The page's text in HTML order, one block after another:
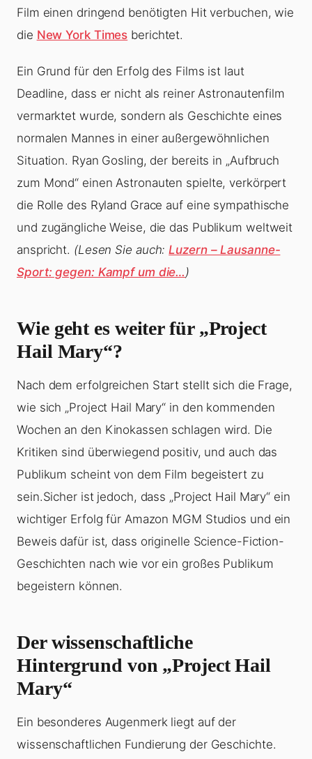
Film einen dringend benötigten Hit verbuchen, wie
die New York Times berichtet.
Ein Grund für den Erfolg des Films ist laut
Deadline, dass er nicht als reiner Astronautenfilm
vermarktet wurde, sondern als Geschichte eines
normalen Mannes in einer außergewöhnlichen
Situation. Ryan Gosling, der bereits in „Aufbruch
zum Mond“ einen Astronauten spielte, verkörpert
die Rolle des Ryland Grace auf eine sympathische
und zugängliche Weise, die das Publikum weltweit
anspricht. (Lesen Sie auch:Luzern – Lausanne-
Sport: gegen: Kampf um die…)
Wie geht es weiter für „Project
Hail Mary“?
Nach dem erfolgreichen Start stellt sich die Frage,
wie sich „Project Hail Mary“ in den kommenden
Wochen an den Kinokassen schlagen wird. Die
Kritiken sind überwiegend positiv, und auch das
Publikum scheint von dem Film begeistert zu
sein.Sicher ist jedoch, dass „Project Hail Mary“ ein
wichtiger Erfolg für Amazon MGM Studios und ein
Beweis dafür ist, dass originelle Science-Fiction-
Geschichten nach wie vor ein großes Publikum
begeistern können.
Der wissenschaftliche
Hintergrund von „Project Hail
Mary“
Ein besonderes Augenmerk liegt auf der
wissenschaftlichen Fundierung der Geschichte.